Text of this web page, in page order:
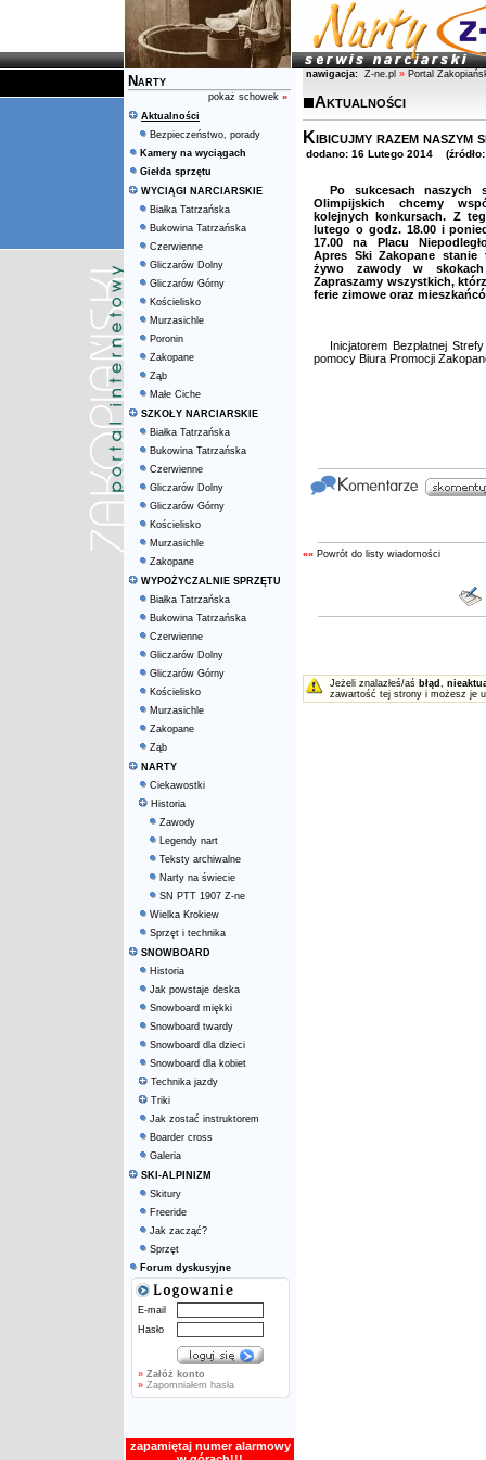
Narty
pokaż schowek »
Aktualności
Bezpieczeństwo, porady
Kamery na wyciągach
Giełda sprzętu
WYCIĄGI NARCIARSKIE
Białka Tatrzańska
Bukowina Tatrzańska
Czerwienne
Gliczarów Dolny
Gliczarów Górny
Kościelisko
Murzasichle
Poronin
Zakopane
Ząb
Małe Ciche
SZKOŁY NARCIARSKIE
Białka Tatrzańska
Bukowina Tatrzańska
Czerwienne
Gliczarów Dolny
Gliczarów Górny
Kościelisko
Murzasichle
Zakopane
WYPOŻYCZALNIE SPRZĘTU
Białka Tatrzańska
Bukowina Tatrzańska
Czerwienne
Gliczarów Dolny
Gliczarów Górny
Kościelisko
Murzasichle
Zakopane
Ząb
NARTY
Ciekawostki
Historia
Zawody
Legendy nart
Teksty archiwalne
Narty na świecie
SN PTT 1907 Z-ne
Wielka Krokiew
Sprzęt i technika
SNOWBOARD
Historia
Jak powstaje deska
Snowboard miękki
Snowboard twardy
Snowboard dla dzieci
Snowboard dla kobiet
Technika jazdy
Triki
Jak zostać instruktorem
Boarder cross
Galeria
SKI-ALPINIZM
Skitury
Freeride
Jak zacząć?
Sprzęt
Forum dyskusyjne
E-mail
Hasło
» Załóż konto
»Zapomniałem hasła
zapamiętaj numer alarmowy
nawigacja: Z-ne.pl » Portal
Aktualności
Kibicujmy razem naszym
dodano: 16 Lutego 2014
Po sukcesach naszych
Olimpijskich chcemy
kolejnych konkursach. Z
lutego o godz. 18.00 i
17.00 na Placu
Apres Ski Zakopane stanie
żywo zawody w
Zapraszamy wszystkich,
ferie zimowe oraz
Inicjatorem Bezpłatnej
pomocy Biura Promocji
«« Powrót do listy wiadomości
Jeżeli znalazłeś/aś błąd ,
zawartość tej strony i możesz je